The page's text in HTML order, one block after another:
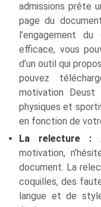
admissions prête
page du
l’engagement
efficace, vous
d’un outil qui
pouvez
motivation
physiques et
en fonction de
La relecture :
motivation,
document. La
coquilles, des
langue et de